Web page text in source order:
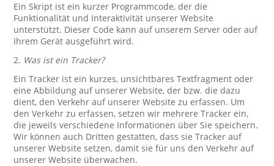
Ein Skript ist ein kurzer Programmcode, der die
Funktionalität und Interaktivität unserer Website
unterstützt. Dieser Code kann auf unserem Server oder auf
Ihrem Gerät ausgeführt wird.
2. Was ist ein Tracker?
Ein Tracker ist ein kurzes, unsichtbares Textfragment oder
eine Abbildung auf unserer Website, der bzw. die dazu
dient, den Verkehr auf unserer Website zu erfassen. Um
den Verkehr zu erfassen, setzen wir mehrere Tracker ein,
die jeweils verschiedene Informationen über Sie speichern.
Wir können auch Dritten gestatten, dass sie Tracker auf
unserer Website setzen, damit sie für uns den Verkehr auf
unserer Website überwachen.